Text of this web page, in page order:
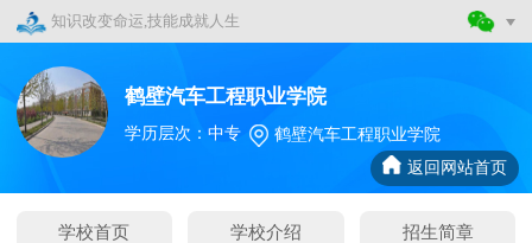
知识改变命运,技能成就人生
鹤壁汽车工程职业学院
鹤壁汽车工程职业学院
学历层次：中专
返回网站首页
学校首页 学校介绍 招生简章